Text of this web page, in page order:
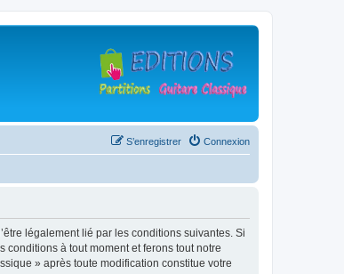
Connexion
S’enregistrer
légalement lié par les conditions suivantes. Si
conditions à tout moment et ferons tout notre
» après toute modification constitue votre